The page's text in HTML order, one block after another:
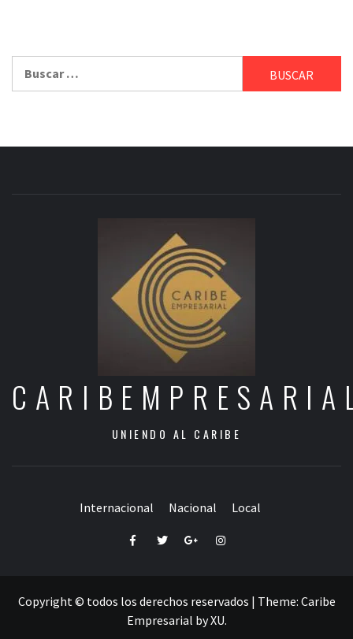
UNIENDO AL CARIBE
Internacional Nacional Local
FacebookTwitterGoogle+Instagram
Copyright © todos los derechos reservados | Theme: Caribe
Empresarial byXU.